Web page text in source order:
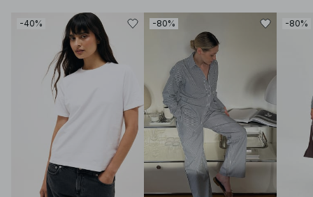
-40% -80% -80%